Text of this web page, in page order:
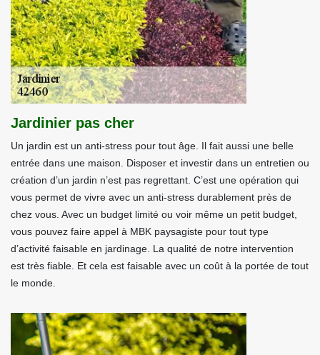
Jardinier pas cher
Un jardin est un anti-stress pour tout âge. Il fait aussi une belle
entrée dans une maison. Disposer et investir dans un entretien ou
création d’un jardin n’est pas regrettant. C’est une opération qui
vous permet de vivre avec un anti-stress durablement près de
chez vous. Avec un budget limité ou voir même un petit budget,
vous pouvez faire appel à MBK paysagiste pour tout type
d’activité faisable en jardinage. La qualité de notre intervention
est très fiable. Et cela est faisable avec un coût à la portée de tout
le monde.